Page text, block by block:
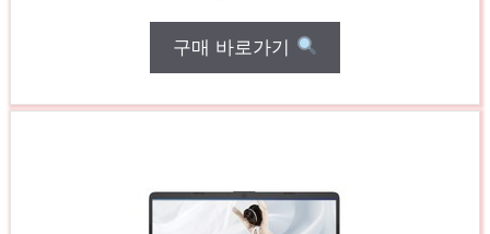
구매 바로가기